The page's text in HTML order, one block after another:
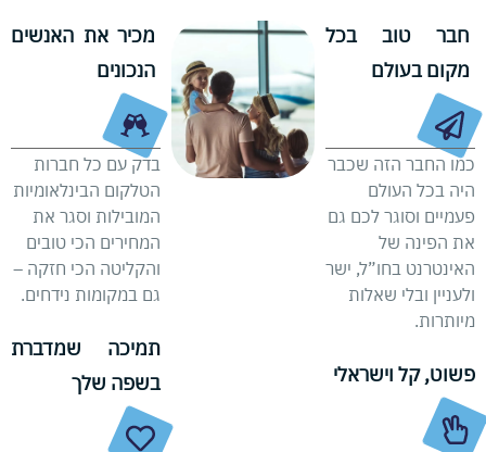
חבר טוב בכל
מקום בעולם
כמו החבר הזה שכבר
היה בכל העולם
פעמיים וסוגר לכם גם
את הפינה של
האינטרנט בחו”ל, ישר
ולעניין ובלי שאלות
מיותרות.
פשוט, קל וישראלי
מכיר את האנשים
הנכונים
בדק עם כל חברות
הטלקום הבינלאומיות
המובילות וסגר את
המחירים הכי טובים
והקליטה הכי חזקה –
גם במקומות נידחים.
תמיכה שמדברת
בשפה שלך